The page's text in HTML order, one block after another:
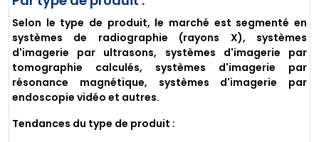
Selon le type de produit, le marché est segmenté en
systèmes de radiographie (rayons X), systèmes
d'imagerie par ultrasons, systèmes d'imagerie par
tomographie calculés, systèmes d'imagerie par
résonance magnétique, systèmes d'imagerie par
endoscopie vidéo et autres.
Tendances du type de produit :